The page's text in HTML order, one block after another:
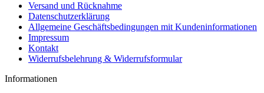
Versand und Rücknahme
Datenschutzerklärung
Allgemeine Geschäftsbedingungen mit Kundeninformationen
Impressum
Kontakt
Widerrufsbelehrung & Widerrufsformular
Informationen